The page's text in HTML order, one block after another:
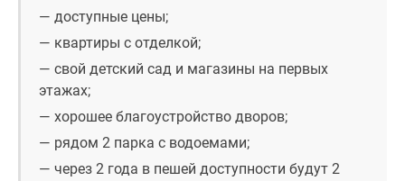
— доступные цены;
— квартиры с отделкой;
— свой детский сад и магазины на первых
этажах;
— хорошее благоустройство дворов;
— рядом 2 парка с водоемами;
— через 2 года в пешей доступности будут 2